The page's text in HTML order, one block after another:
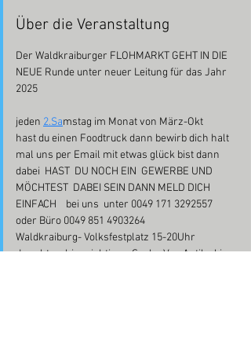
Über die Veranstaltung
Der Waldkraiburger FLOHMARKT GEHT IN DIE
NEUE Runde unter neuer Leitung für das Jahr
2025
jeden 2.Samstag im Monat von März-Okt
hast du einen Foodtruck dann bewirb dich halt
mal uns per Email mit etwas glück bist dann
dabei  HAST  DU NOCH EIN  GEWERBE UND
MÖCHTEST  DABEI SEIN DANN MELD DICH
EINFACH    bei uns  unter 0049 171 3292557
oder Büro 0049 851 4903264
Waldkraiburg- Volksfestplatz 15-20Uhr
da geht es hier richtig zu Sache Von Antike bis